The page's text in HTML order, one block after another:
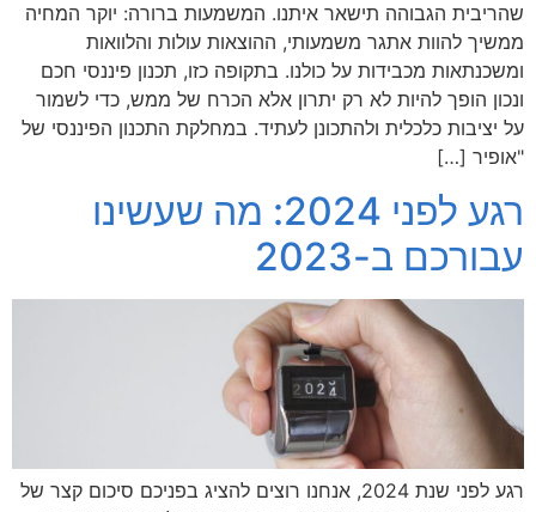
שהריבית הגבוהה תישאר איתנו. המשמעות ברורה: יוקר המחיה
ממשיך להוות אתגר משמעותי, ההוצאות עולות והלוואות
ומשכנתאות מכבידות על כולנו. בתקופה כזו, תכנון פיננסי חכם
ונכון הופך להיות לא רק יתרון אלא הכרח של ממש, כדי לשמור
על יציבות כלכלית ולהתכונן לעתיד. במחלקת התכנון הפיננסי של
"אופיר […]
רגע לפני 2024: מה שעשינו
עבורכם ב-2023
רגע לפני שנת 2024, אנחנו רוצים להציג בפניכם סיכום קצר של